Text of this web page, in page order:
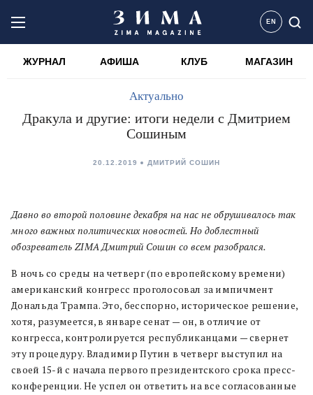
EN
ЖУРНАЛ АФИША КЛУБ МАГАЗИН
Актуально
Дракула и другие: итоги недели с Дмитрием
Сошиным
20.12.2019 ДМИТРИЙ СОШИН
Давно во второй половине декабря на нас не обрушивалось так
много важных политических новостей. Но доблестный
обозреватель ZIMAДмитрий Сошин со всем разобрался.
В ночь со среды на четверг (по европейскому времени)
американский конгресс проголосовал за импичмент
Дональда Трампа. Это, бесспорно, историческое решение,
хотя, разумеется, в январе сенат — он, в отличие от
конгресса, контролируется республиканцами — свернет
эту процедуру. Владимир Путин в четверг выступил на
своей 15-й с начала первого президентского срока пресс-
конференции. Не успел он ответить на все согласованные